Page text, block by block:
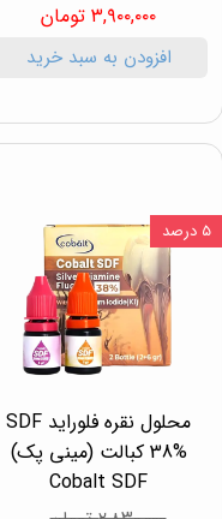
۳,۹۰۰,۰۰۰ تومان
افزودن به سبد خرید
محلول نقره فلوراید SDF
38% کبالت (مینی پک)
Cobalt SDF
۵ درصد